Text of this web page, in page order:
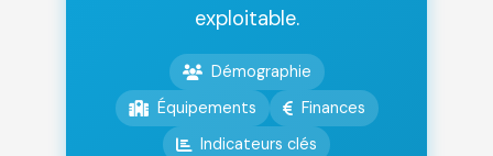
exploitable.
Démographie
Équipements
Finances
Indicateurs clés